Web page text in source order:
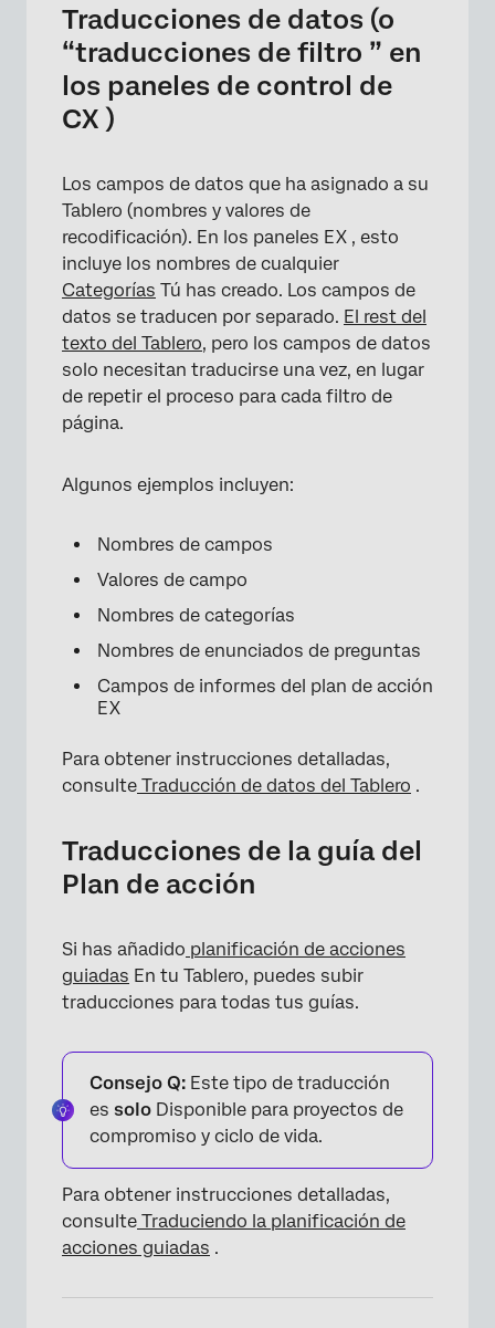
Traducciones de datos (o
“traducciones de filtro ” en
los paneles de control de
CX )
Los campos de datos que ha asignado a su
Tablero (nombres y valores de
recodificación). En los paneles EX , esto
incluye los nombres de cualquier
Categorías Tú has creado. Los campos de
datos se traducen por separado. El rest del
texto del Tablero, pero los campos de datos
solo necesitan traducirse una vez, en lugar
de repetir el proceso para cada filtro de
página.
Algunos ejemplos incluyen:
Nombres de campos
Valores de campo
Nombres de categorías
Nombres de enunciados de preguntas
Campos de informes del plan de acción
EX
Para obtener instrucciones detalladas,
consulte Traducción de datos del Tablero .
Traducciones de la guía del
Plan de acción
Si has añadido planificación de acciones
guiadas En tu Tablero, puedes subir
traducciones para todas tus guías.
Consejo Q: Este tipo de traducción
es solo Disponible para proyectos de
compromiso y ciclo de vida.
Para obtener instrucciones detalladas,
consulte Traduciendo la planificación de
acciones guiadas .